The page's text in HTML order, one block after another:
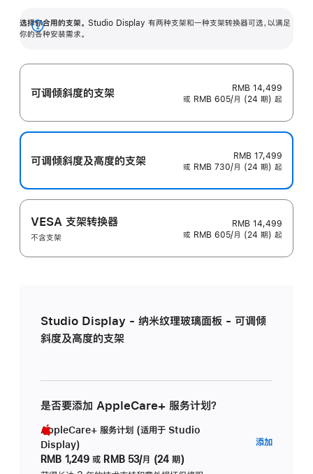
选择你合用的支架。 Studio Display 有两种支架和一种支架转换器可选，以满足
你的各种安装需求。
展
可调倾斜度的支架
RMB 14,499
或 RMB 605/月 (24 期) 起
可调倾斜度及高‍度的支‍架
RMB 17,499
或 RMB 730/月 (24 期) 起
VESA 支架转换器
不含支架
RMB 14,499
或 RMB 605/月 (24 期) 起
Studio Display - 纳米纹理玻璃面板 - 可调倾
斜度及高度的支架
是否要添加 AppleCare+ 服务计划？
AppleCare+ 服务计划 (适用于 Studio
Display)
RMB 1,249 或 RMB 53/月 (24 期)
添加